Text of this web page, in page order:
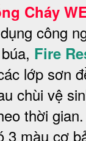
Cháy
công
Fire
lớp sơn
chùi vệ
thời gian.
3 màu cơ